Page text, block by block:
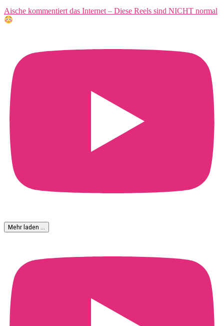
Aische kommentiert das Internet – Diese Reels sind NICHT normal
Mehr laden …